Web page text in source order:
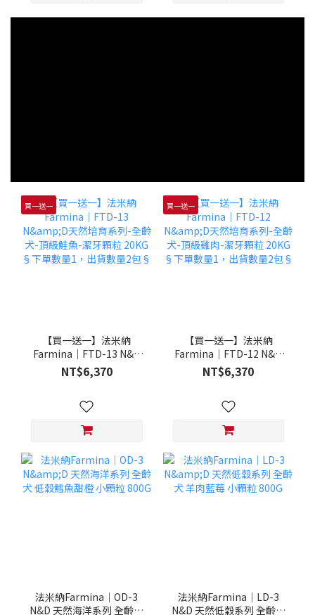
買一送一
【買一送一】法米納
Farmina｜FTD-13 N&D
天然培育系列-全齡犬-頂級
鮭魚-潔牙顆粒 20KG §下
NT$6,370
買一送一
【買一送一】法米納
Farmina｜FTD-12 N&D
天然培育系列-全齡犬-頂級
雞肉-潔牙顆粒 20KG §下
NT$6,370
法米納Farmina｜OD-3
N&D 天然海洋系列 全齡犬
法米納Farmina｜LD-3
N&D 天然低穀系列 全齡犬